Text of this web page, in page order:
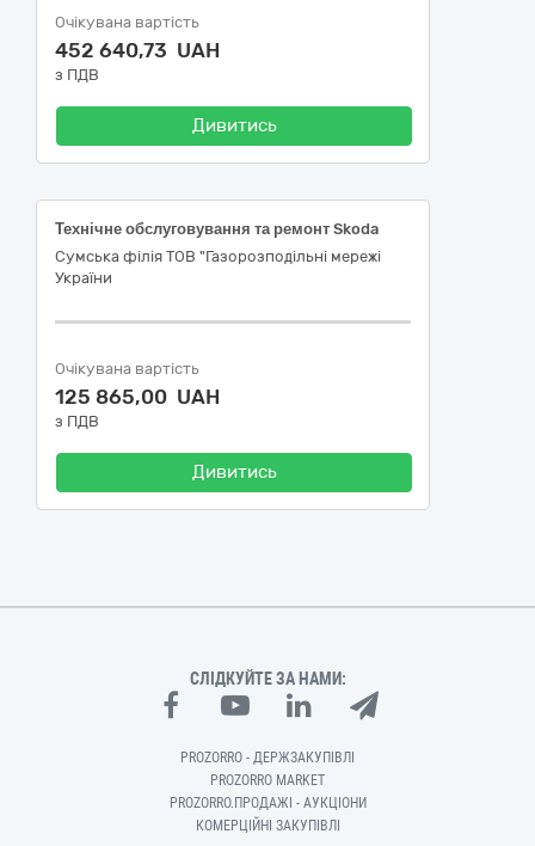
Очікувана вартість
452 640,73 UAH
з ПДВ
Дивитись
Технічне обслуговування та ремонт Skoda
Сумська філія ТОВ "Газорозподільні мережі
України
Очікувана вартість
125 865,00 UAH
з ПДВ
Дивитись
СЛІДКУЙТЕ ЗА НАМИ:
PROZORRO - ДЕРЖЗАКУПІВЛІ
PROZORRO MARKET
PROZORRO.ПРОДАЖІ - АУКЦІОНИ
КОМЕРЦІЙНІ ЗАКУПІВЛІ